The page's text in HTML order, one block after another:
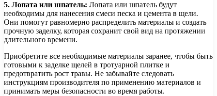
5. Лопата или шпатель: Лопата или шпатель будут
необходимы для нанесения смеси песка и цемента в щели.
Они помогут равномерно распределить материалы и создать
прочную заделку, которая сохранит свой вид на протяжении
длительного времени.
Приобретите все необходимые материалы заранее, чтобы быть
готовыми к заделке щелей в тротуарной плитке и
предотвратить рост травы. Не забывайте следовать
инструкциям производителя по применению материалов и
принимать меры безопасности во время работы.